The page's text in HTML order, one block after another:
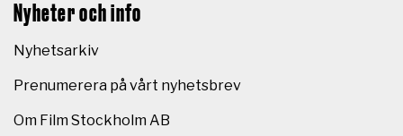
Nyheter och info
Nyhetsarkiv
Prenumerera på vårt nyhetsbrev
Om Film Stockholm AB